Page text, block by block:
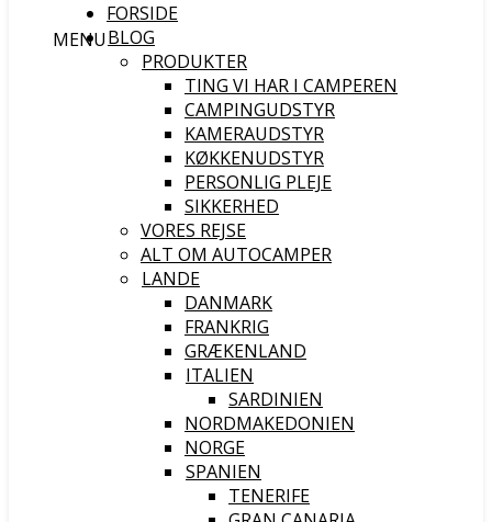
MENU
FORSIDE
BLOG
PRODUKTER
TING VI HAR I CAMPEREN
CAMPINGUDSTYR
KAMERAUDSTYR
KØKKENUDSTYR
PERSONLIG PLEJE
SIKKERHED
VORES REJSE
ALT OM AUTOCAMPER
LANDE
DANMARK
FRANKRIG
GRÆKENLAND
ITALIEN
SARDINIEN
NORDMAKEDONIEN
NORGE
SPANIEN
TENERIFE